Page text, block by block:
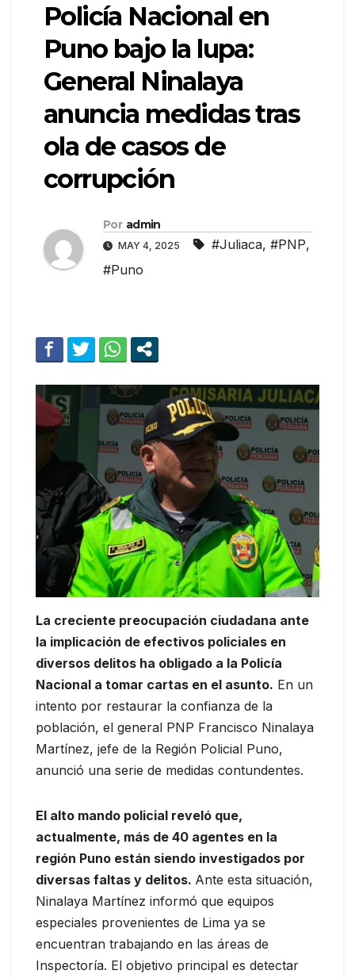
Policía Nacional en
Puno bajo la lupa:
General Ninalaya
anuncia medidas tras
ola de casos de
corrupción
Por admin
MAY 4, 2025 #Juliaca, #PNP,
#Puno
La creciente preocupación ciudadana ante
la implicación de efectivos policiales en
diversos delitos ha obligado a la Policía
Nacional a tomar cartas en el asunto. En un
intento por restaurar la confianza de la
población, el general PNP Francisco Ninalaya
Martínez, jefe de la Región Policial Puno,
anunció una serie de medidas contundentes.
El alto mando policial reveló que,
actualmente, más de 40 agentes en la
región Puno están siendo investigados por
diversas faltas y delitos. Ante esta situación,
Ninalaya Martínez informó que equipos
especiales provenientes de Lima ya se
encuentran trabajando en las áreas de
Inspectoría. El objetivo principal es detectar